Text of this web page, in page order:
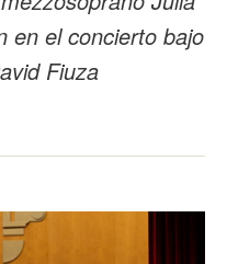
en el concierto bajo
Fiuza